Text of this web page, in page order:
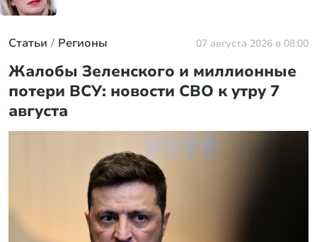
Статьи Регионы 07 августа 2026 в 08:00
Жалобы Зеленского и миллионные
потери ВСУ: новости СВО к утру 7
августа